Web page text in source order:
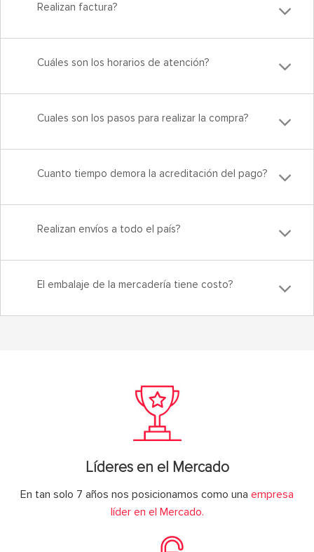
Realizan factura?
Cuáles son los horarios de atención?
Cuales son los pasos para realizar la compra?
Cuanto tiempo demora la acreditación del pago?
Realizan envíos a todo el país?
El embalaje de la mercadería tiene costo?
Líderes en el Mercado
En tan solo 7 años nos posicionamos como una empresa
líder en el Mercado.